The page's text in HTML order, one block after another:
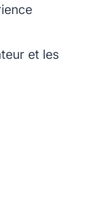
et les